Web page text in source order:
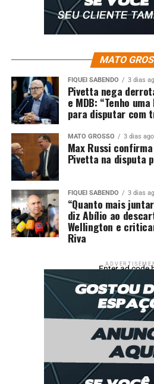
MATO
FIQUEI SABENDO 3 dias
Pivetta nega
e MDB: “Tenho
para disputar com
MATO GROSSO 3 dias ago
Max Russi
Pivetta na disputa
FIQUEI SABENDO 3 dias
“Quanto mais
diz Abílio ao
Wellington e
Riva
Enter ad code